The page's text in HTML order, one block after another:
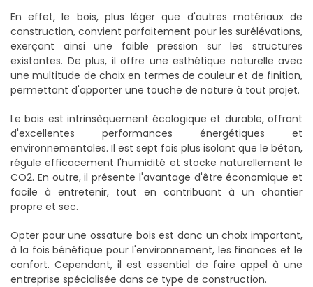
En effet, le bois, plus léger que d'autres matériaux de
construction, convient parfaitement pour les surélévations,
exerçant ainsi une faible pression sur les structures
existantes. De plus, il offre une esthétique naturelle avec
une multitude de choix en termes de couleur et de finition,
permettant d'apporter une touche de nature à tout projet.
Le bois est intrinsèquement écologique et durable, offrant
d'excellentes performances énergétiques et
environnementales. Il est sept fois plus isolant que le béton,
régule efficacement l'humidité et stocke naturellement le
CO2. En outre, il présente l'avantage d'être économique et
facile à entretenir, tout en contribuant à un chantier
propre et sec.
Opter pour une ossature bois est donc un choix important,
à la fois bénéfique pour l'environnement, les finances et le
confort. Cependant, il est essentiel de faire appel à une
entreprise spécialisée dans ce type de construction.